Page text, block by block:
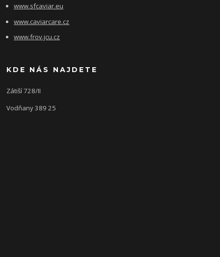
www.sfcaviar.eu
www.caviarcare.cz
www.frov.jcu.cz
KDE NÁS NAJDETE
Zátiší 728/II
Vodňany 389 25